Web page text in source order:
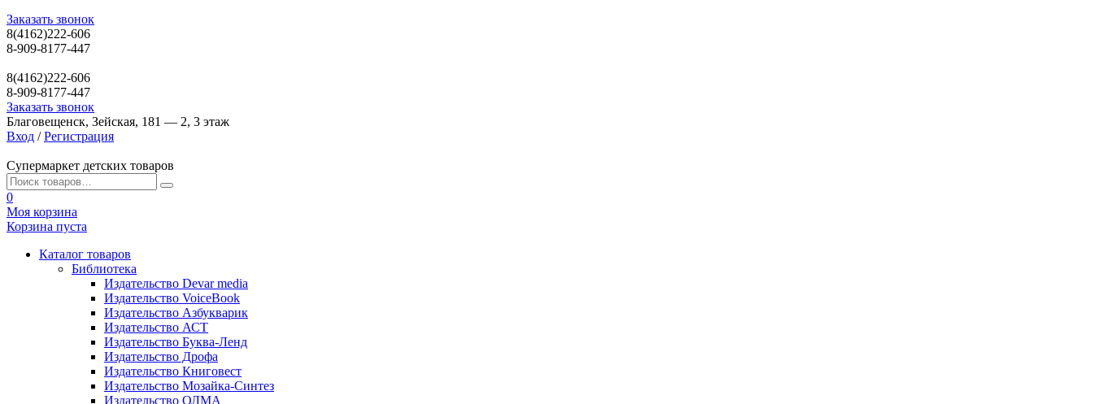
Заказать звонок
8(4162)222-606
8-909-8177-447
8(4162)222-606
8-909-8177-447
Заказать звонок
Благовещенск, Зейская, 181 — 2, 3 этаж
Вход / Регистрация
Супермаркет детских товаров
0
Моя корзина
Корзина пуста
Каталог товаров
Библиотека
Издательство Devar media
Издательство VoiceBook
Издательство Азбукварик
Издательство АСТ
Издательство Буква-Ленд
Издательство Дрофа
Издательство Книговест
Издательство Мозайка-Синтез
Издательство ОЛМА